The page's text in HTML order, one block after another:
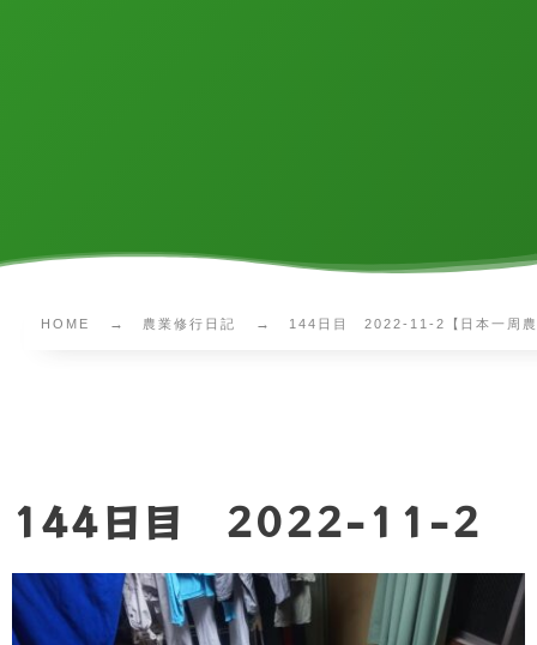
HOME 農業修行日記 144日目 2022-11-2【日本一周
144日目 2022-11-2